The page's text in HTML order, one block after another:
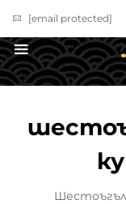
[email protected]